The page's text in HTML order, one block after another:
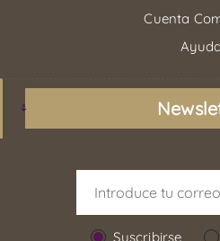
Cuenta
Ayuda
Suscribirse